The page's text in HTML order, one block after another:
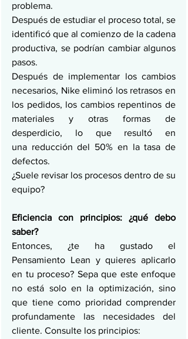
problema.
Después de estudiar el proceso total, se
identificó que al comienzo de la cadena
productiva, se podrían cambiar algunos
pasos.
Después de implementar los cambios
necesarios, Nike eliminó los retrasos en
los pedidos, los cambios repentinos de
materiales y otras formas de
desperdicio, lo que resultó en
una reducción del 50% en la tasa de
defectos.
¿Suele revisar los procesos dentro de su
equipo?
Eficiencia con principios: ¿qué debo
saber?
Entonces, ¿te ha gustado el
Pensamiento Lean y quieres aplicarlo
en tu proceso? Sepa que este enfoque
no está solo en la optimización, sino
que tiene como prioridad comprender
profundamente las necesidades del
cliente. Consulte los principios: